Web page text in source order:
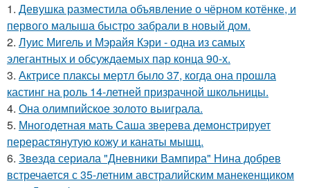
1. Девушка разместила объявление о чёрном котёнке, и
первого малыша быстро забрали в новый дом.
2. Луис Мигель и Мэрайя Кэри - одна из самых
элегантных и обсуждаемых пар конца 90-х.
3. Актрисе плаксы мертл было 37, когда она прошла
кастинг на роль 14-летней призрачной школьницы.
4. Она олимпийское золото выиграла.
5. Многодетная мать Саша зверева демонстрирует
перерастянутую кожу и канаты мышц.
6. Звeздa сериала "Дневники Вампира" Нина добрев
встречается с 35-летним австралийским манекенщиком